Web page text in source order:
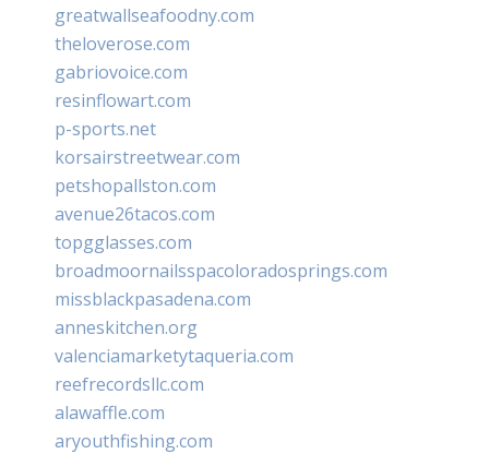
greatwallseafoodny.com
theloverose.com
gabriovoice.com
resinflowart.com
p-sports.net
korsairstreetwear.com
petshopallston.com
avenue26tacos.com
topgglasses.com
broadmoornailsspacoloradosprings.com
missblackpasadena.com
anneskitchen.org
valenciamarketytaqueria.com
reefrecordsllc.com
alawaffle.com
aryouthfishing.com